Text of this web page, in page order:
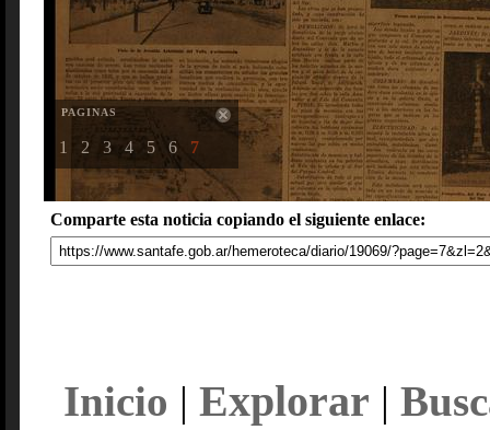
PAGINAS
1 2 3 4 5 6 7
Comparte esta noticia copiando el siguiente enlace:
Inicio | Explorar |